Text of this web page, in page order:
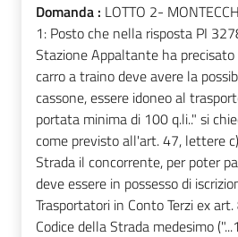
Domanda : LOTTO 2-
1: Posto che nella risposta PI
Stazione Appaltante ha
carro a traino deve avere la
cassone, essere idoneo al
portata minima di 100 q.li.." si
come previsto all'art. 47, lettere
Strada il concorrente, per poter
deve essere in possesso di
Trasportatori in Conto Terzi ex
Codice della Strada medesimo